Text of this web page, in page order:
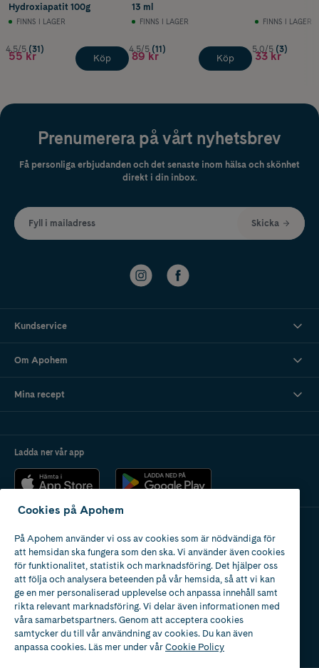
Hydroxiapatit 100g
FINNS I LAGER
4.5/5 (31)
55 kr Köp
13 ml
FINNS I LAGER
4.5/5 (11)
89 kr Köp
FINNS I LAGER
5.0/5 (3)
33 kr
Prenumerera på vårt nyhetsbrev
Få personliga erbjudanden och det senaste inom hälsa och skönhet
direkt i din inbox.
Fyll i mailadress Skicka
Kundservice
Om Apohem
Mina recept
Ladda ner vår app
Apotek med tillstånd
av Läkemedelsverket
Cookies på Apohem
På Apohem använder vi oss av cookies som är nödvändiga för
att hemsidan ska fungera som den ska. Vi använder även cookies
för funktionalitet, statistik och marknadsföring. Det hjälper oss
att följa och analysera beteenden på vår hemsida, så att vi kan
ge en mer personaliserad upplevelse och anpassa innehåll samt
rikta relevant marknadsföring. Vi delar även informationen med
våra samarbetspartners. Genom att acceptera cookies
samtycker du till vår användning av cookies. Du kan även
anpassa cookies. Läs mer under vårCookie Policy